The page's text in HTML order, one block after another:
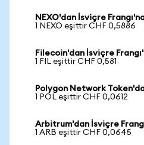
NEXO'dan İsviçre
1 NEXO eşittir CHF 0,5886
Filecoin'dan İsviçre
1 FIL eşittir CHF 0,581
Polygon Network
1 POL eşittir CHF 0,0612
Arbitrum'dan İsviçre
1 ARB eşittir CHF 0,0645